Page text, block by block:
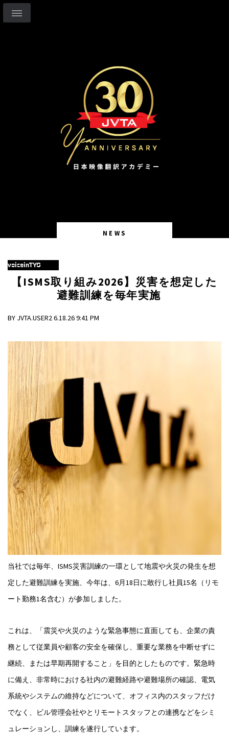
NEWS
voiceinTYO
【ISMS取り組み2026】災害を想定した
避難訓練を毎年実施
BY JVTA.USER2 6.18.26 9:41 PM
当社では毎年、ISMS災害訓練の一環として地震や火災の発生を想
定した避難訓練を実施、今年は、6月18日に敢行し社員15名（リモ
ート勤務1名含む）が参加しました。
これは、「震災や火災のような緊急事態に直面しても、企業の責
務として従業員や顧客の安全を確保し、重要な業務を中断せずに
継続、または早期再開すること」を目的としたものです。緊急時
に備え、非常時における社内の避難経路や避難場所の確認、電気
系統やシステムの維持などについて、オフィス内のスタッフだけ
でなく、ビル管理会社やとリモートスタッフとの連携などをシミ
ュレーションし、訓練を遂行しています。